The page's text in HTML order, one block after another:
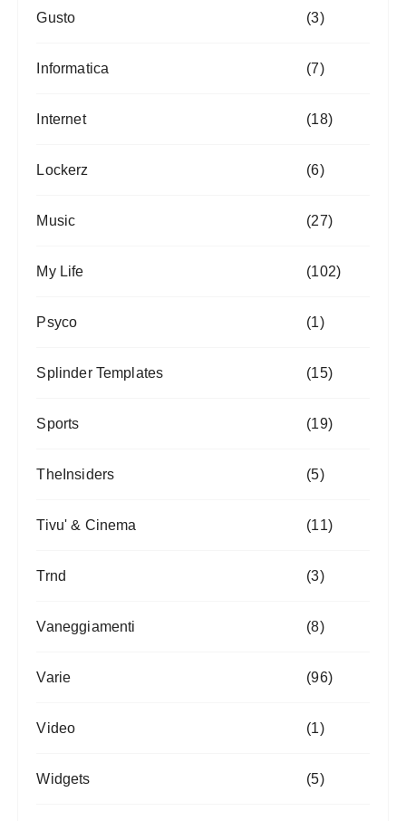
Gusto (3)
Informatica (7)
Internet (18)
Lockerz (6)
Music (27)
My Life (102)
Psyco (1)
Splinder Templates (15)
Sports (19)
TheInsiders (5)
Tivu' & Cinema (11)
Trnd (3)
Vaneggiamenti (8)
Varie (96)
Video (1)
Widgets (5)